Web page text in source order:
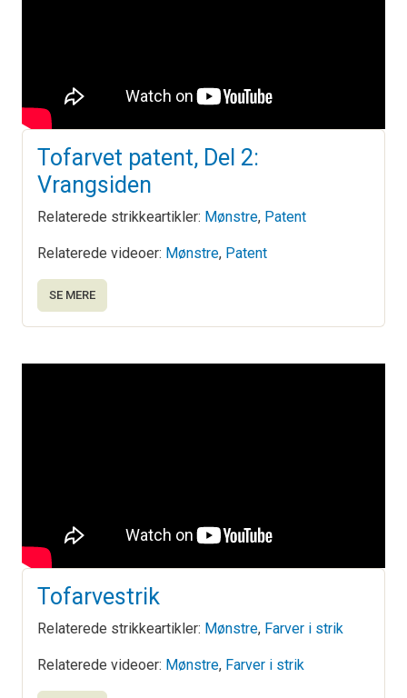
Tofarvet patent, Del 2:
Vrangsiden
Relaterede strikkeartikler: Mønstre, Patent
Relaterede videoer: Mønstre, Patent
SE MERE
Tofarvestrik
Relaterede strikkeartikler: Mønstre, Farver i strik
Relaterede videoer: Mønstre, Farver i strik